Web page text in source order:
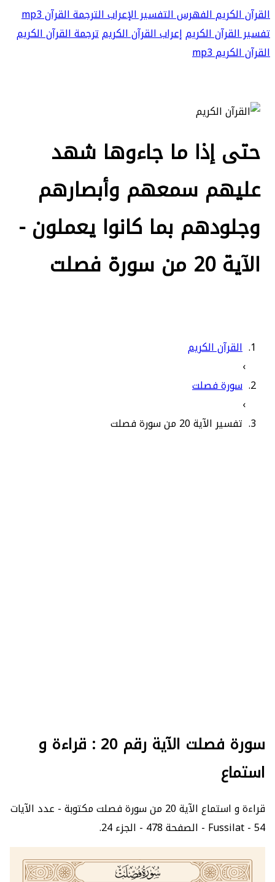
القرآن الكريمالفهرسالتفسيرالإعرابالترجمةالقرآن mp3
تفسير القرآن الكريمإعراب القرآن الكريمترجمة القرآن الكريم
القرآن الكريم mp3
حتى إذا ما جاءوها شهد
عليهم سمعهم وأبصارهم
وجلودهم بما كانوا يعملون -
الآية 20 من سورة فصلت
القرآن الكريم
›
سورة فصلت
›
تفسير الآية 20 من سورة فصلت
سورة فصلت الآية رقم 20 : قراءة و
استماع
قراءة و استماع الآية 20 من سورة فصلت مكتوبة - عدد الآيات
54 - Fussilat - الصفحة 478 - الجزء 24.